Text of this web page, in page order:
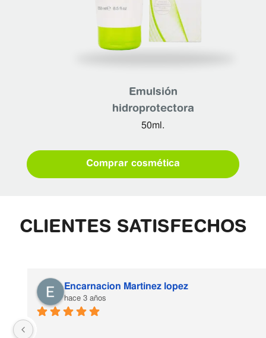
Emulsión
hidroprotectora
50ml.
Comprar cosmética
CLIENTES SATISFECHOS
Encarnacion Martinez lopez
hace 3 años